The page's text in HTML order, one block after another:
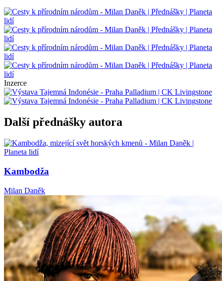
Inzerce
Další přednášky autora
Kambodža
Milan Daněk